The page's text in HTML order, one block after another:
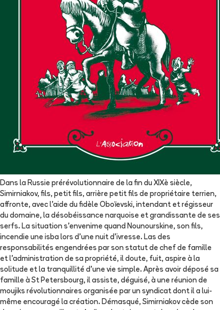
Dans la Russie prérévolutionnaire de la fin du XIXè siècle,
Simirniakov, fils, petit fils, arrière petit fils de propriétaire terrien,
affronte, avec l'aide du fidèle Oboïevski, intendant et régisseur
du domaine, la désobéissance narquoise et grandissante de ses
serfs. La situation s'envenime quand Nounourskine, son fils,
incendie une isba lors d'une nuit d'ivresse. Las des
responsabilités engendrées par son statut de chef de famille
et l'administration de sa propriété, il doute, fuit, aspire à la
solitude et la tranquillité d'une vie simple. Après avoir déposé sa
famille à St Petersbourg, il assiste, déguisé, à une réunion de
moujiks révolutionnaires organisée par un syndicat dont il a lui-
même encouragé la création. Démasqué, Simirniakov cède son